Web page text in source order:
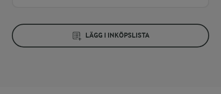
LÄGG I INKÖPSLISTA